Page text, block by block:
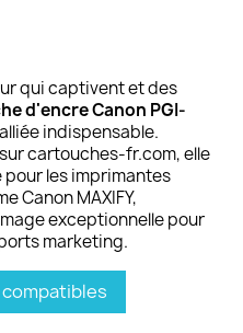
qui captivent et des
d'encre Canon PGI-
indispensable.
cartouches-fr.com, elle
les imprimantes
Canon MAXIFY,
exceptionnelle pour
marketing.